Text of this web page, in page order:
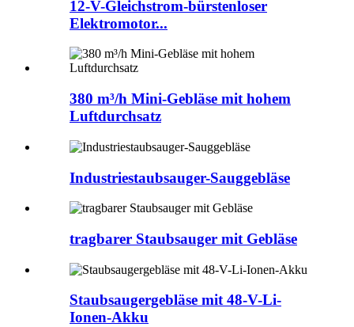
12-V-Gleichstrom-bürstenloser
Elektromotor...
380 m³/h Mini-Gebläse mit hohem
Luftdurchsatz
Industriestaubsauger-Sauggebläse
tragbarer Staubsauger mit Gebläse
Staubsaugergebläse mit 48-V-Li-
Ionen-Akku